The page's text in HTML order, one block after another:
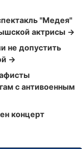
"Медея"
актрисы →
не допустить
→
с антивоенным
концерт